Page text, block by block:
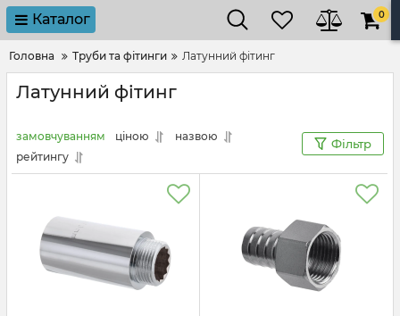
Каталог 0
Головна Труби та фітинги Латунний фітинг
Латунний фітинг
замовчуванням ціною
назвою
рейтингу
Фільтр